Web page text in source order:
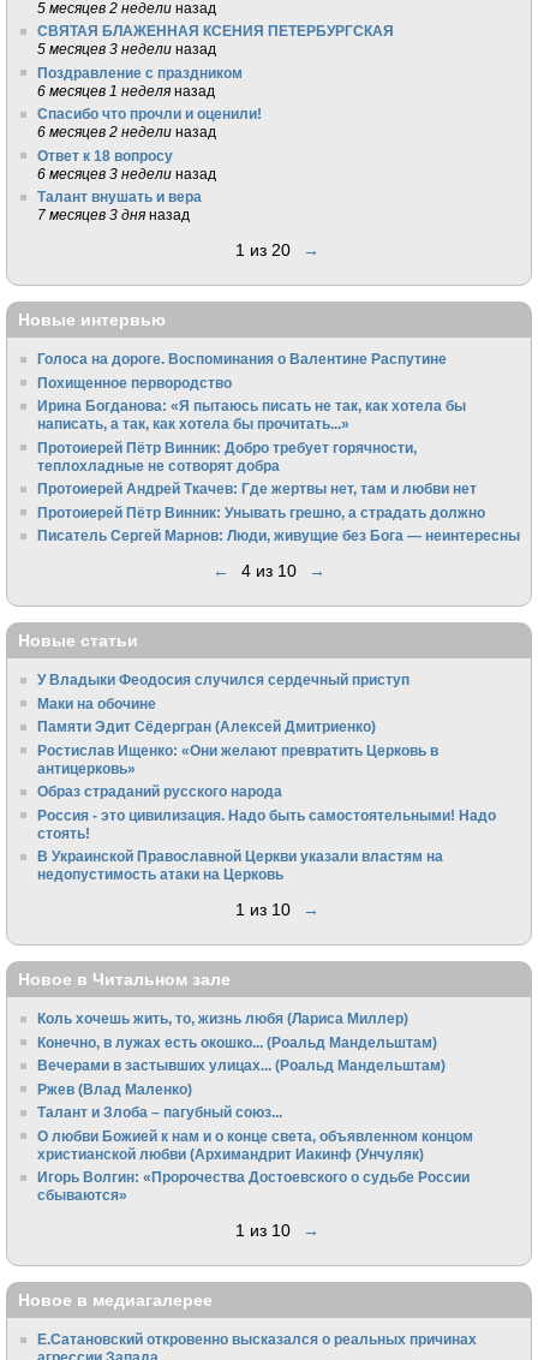
5 месяцев 2 недели назад
СВЯТАЯ БЛАЖЕННАЯ КСЕНИЯ ПЕТЕРБУРГСКАЯ
5 месяцев 3 недели назад
Поздравление с праздником
6 месяцев 1 неделя назад
Спасибо что прочли и оценили!
6 месяцев 2 недели назад
Ответ к 18 вопросу
6 месяцев 3 недели назад
Талант внушать и вера
7 месяцев 3 дня назад
1 из 20 →
Новые интервью
Голоса на дороге. Воспоминания о Валентине Распутине
Похищенное первородство
Ирина Богданова: «Я пытаюсь писать не так, как хотела бы
написать, а так, как хотела бы прочитать...»
Протоиерей Пётр Винник: Добро требует горячности,
теплохладные не сотворят добра
Протоиерей Андрей Ткачев: Где жертвы нет, там и любви нет
Протоиерей Пётр Винник: Унывать грешно, а страдать должно
Писатель Сергей Марнов: Люди, живущие без Бога — неинтересны
← 4 из 10 →
Новые статьи
У Владыки Феодосия случился сердечный приступ
Маки на обочине
Памяти Эдит Сёдергран (Алексей Дмитриенко)
Ростислав Ищенко: «Они желают превратить Церковь в
антицерковь»
Образ страданий русского народа
Россия - это цивилизация. Надо быть самостоятельными! Надо
стоять!
В Украинской Православной Церкви указали властям на
недопустимость атаки на Церковь
1 из 10 →
Новое в Читальном зале
Коль хочешь жить, то, жизнь любя (Лариса Миллер)
Конечно, в лужах есть окошко... (Роальд Мандельштам)
Вечерами в застывших улицах... (Роальд Мандельштам)
Ржев (Влад Маленко)
Талант и Злоба – пагубный союз...
О любви Божией к нам и о конце света, объявленном концом
христианской любви (Архимандрит Иакинф (Унчуляк)
Игорь Волгин: «Пророчества Достоевского о судьбе России
сбываются»
1 из 10 →
Новое в медиагалерее
Е.Сатановский откровенно высказался о реальных причинах